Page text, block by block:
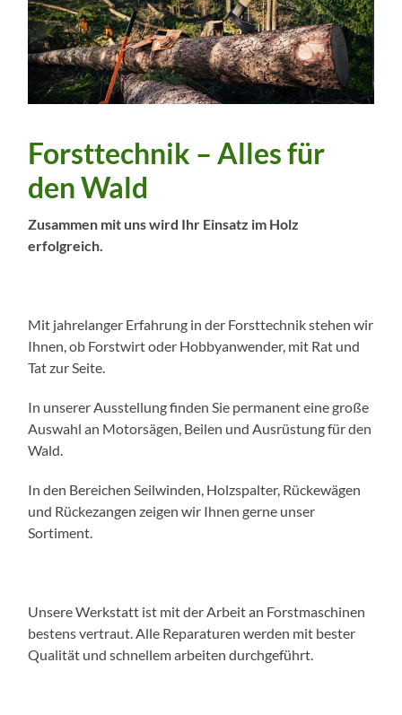
Forsttechnik – Alles für
den Wald
Zusammen mit uns wird Ihr Einsatz im Holz
erfolgreich.
Mit jahrelanger Erfahrung in der Forsttechnik stehen wir
Ihnen, ob Forstwirt oder Hobbyanwender, mit Rat und
Tat zur Seite.
In unserer Ausstellung finden Sie permanent eine große
Auswahl an Motorsägen, Beilen und Ausrüstung für den
Wald.
In den Bereichen Seilwinden, Holzspalter, Rückewägen
und Rückezangen zeigen wir Ihnen gerne unser
Sortiment.
Unsere Werkstatt ist mit der Arbeit an Forstmaschinen
bestens vertraut. Alle Reparaturen werden mit bester
Qualität und schnellem arbeiten durchgeführt.